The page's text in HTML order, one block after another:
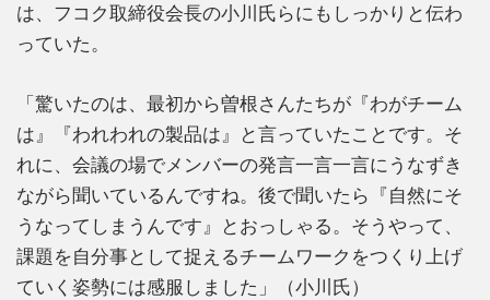
は、フコク取締役会長の小川氏らにもしっかりと伝わ
っていた。
「驚いたのは、最初から曽根さんたちが『わがチーム
は』『われわれの製品は』と言っていたことです。そ
れに、会議の場でメンバーの発言一言一言にうなずき
ながら聞いているんですね。後で聞いたら『自然にそ
うなってしまうんです』とおっしゃる。そうやって、
課題を自分事として捉えるチームワークをつくり上げ
ていく姿勢には感服しました」（小川氏）